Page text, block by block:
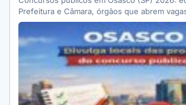
Prefeitura e Câmara, órgãos que abrem